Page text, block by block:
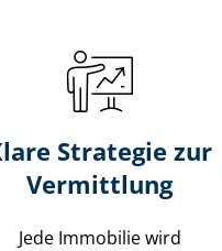
Strategie zur
Vermittlung
Jede Immobilie wird